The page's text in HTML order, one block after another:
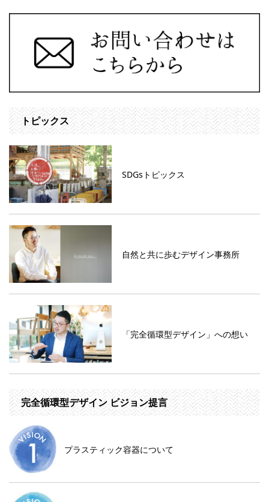
トピックス
SDGsトピックス
自然と共に歩むデザイン事務所
「完全循環型デザイン」への想い
完全循環型デザイン ビジョン提言
プラスティック容器について